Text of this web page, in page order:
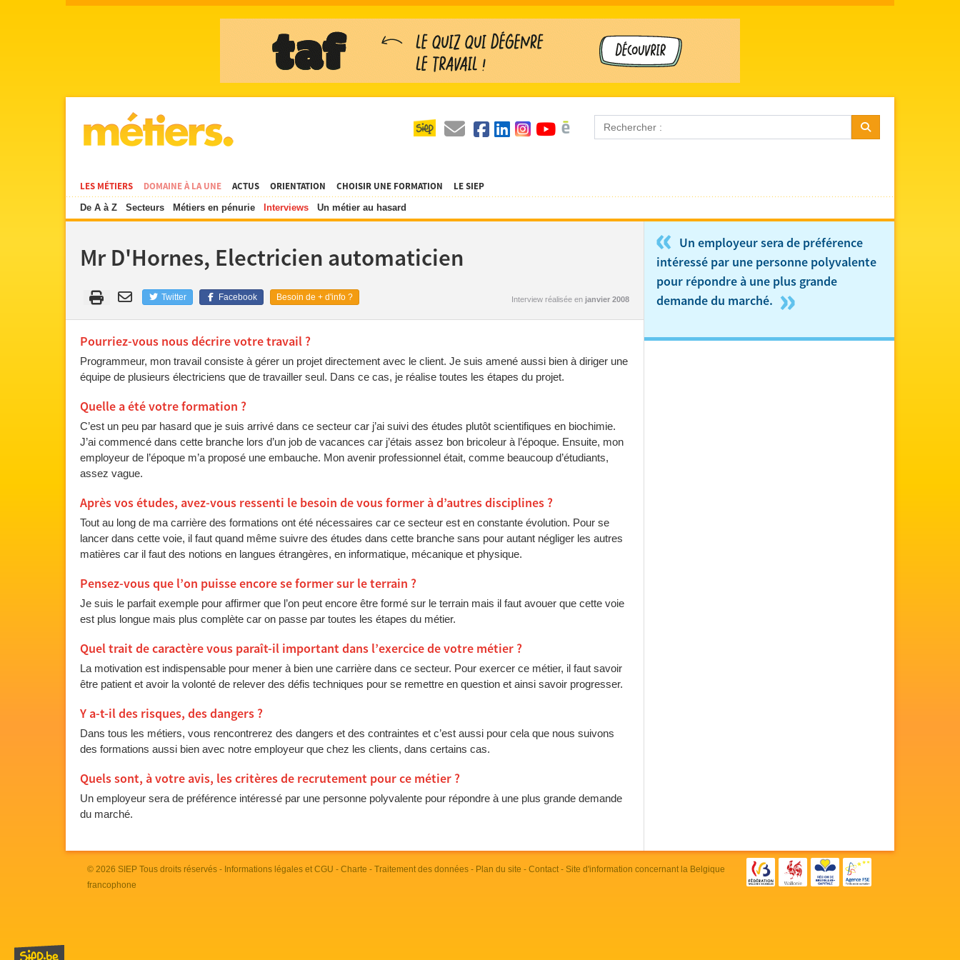
LES MÉTIERS
De A à Z Secteurs Métiers en pénurie Interviews Un métier au hasard
DOMAINE À LA UNE ACTUS ORIENTATION CHOISIR UNE FORMATION LE SIEP
Mr D'Hornes, Electricien automaticien
Twitter Facebook Besoin de + d'info ? Interview réalisée en janvier 2008
Pourriez-vous nous décrire votre travail ?
Programmeur, mon travail consiste à gérer un projet directement avec le client. Je suis amené aussi bien à diriger une
équipe de plusieurs électriciens que de travailler seul. Dans ce cas, je réalise toutes les étapes du projet.
Quelle a été votre formation ?
C’est un peu par hasard que je suis arrivé dans ce secteur car j’ai suivi des études plutôt scientifiques en biochimie.
J’ai commencé dans cette branche lors d’un job de vacances car j’étais assez bon bricoleur à l’époque. Ensuite, mon
employeur de l’époque m’a proposé une embauche. Mon avenir professionnel était, comme beaucoup d’étudiants,
assez vague.
Après vos études, avez-vous ressenti le besoin de vous former à d’autres disciplines ?
Tout au long de ma carrière des formations ont été nécessaires car ce secteur est en constante évolution. Pour se
lancer dans cette voie, il faut quand même suivre des études dans cette branche sans pour autant négliger les autres
matières car il faut des notions en langues étrangères, en informatique, mécanique et physique.
Pensez-vous que l’on puisse encore se former sur le terrain ?
Je suis le parfait exemple pour affirmer que l’on peut encore être formé sur le terrain mais il faut avouer que cette voie
est plus longue mais plus complète car on passe par toutes les étapes du métier.
Quel trait de caractère vous paraît-il important dans l’exercice de votre métier ?
La motivation est indispensable pour mener à bien une carrière dans ce secteur. Pour exercer ce métier, il faut savoir
être patient et avoir la volonté de relever des défis techniques pour se remettre en question et ainsi savoir progresser.
Y a-t-il des risques, des dangers ?
Dans tous les métiers, vous rencontrerez des dangers et des contraintes et c’est aussi pour cela que nous suivons
des formations aussi bien avec notre employeur que chez les clients, dans certains cas.
Quels sont, à votre avis, les critères de recrutement pour ce métier ?
Un employeur sera de préférence intéressé par une personne polyvalente pour répondre à une plus grande demande
du marché.
« Un employeur sera de préférence
intéressé par une personne polyvalente
pour répondre à une plus grande
demande du marché. »
© 2026 SIEP Tous droits réservés - Informations légales et CGU - Charte - Traitement des données - Plan du site - Contact- Site d'information concernant la Belgique
francophone